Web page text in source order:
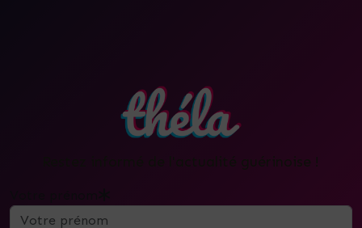
Restez informé de l'actualité guérinoise !